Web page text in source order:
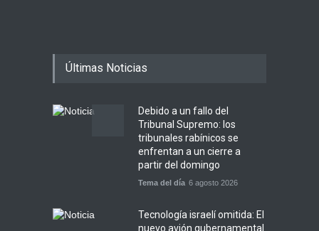
Últimas Noticias
Debido a un fallo del
Tribunal Supremo: los
tribunales rabínicos se
enfrentan a un cierre a
partir del domingo
Tema del día 6 agosto 2026
Tecnología israelí omitida: El
nuevo avión gubernamental